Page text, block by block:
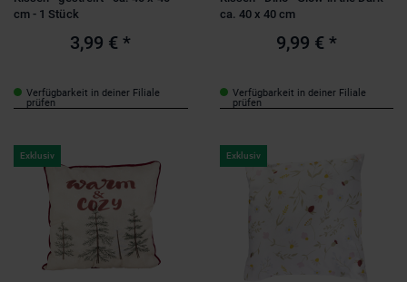
cm - 1 Stück
3,99 € *
Verfügbarkeit in deiner Filiale
prüfen
ca. 40 x 40 cm
9,99 € *
Verfügbarkeit in deiner Filiale
prüfen
Exklusiv Exklusiv